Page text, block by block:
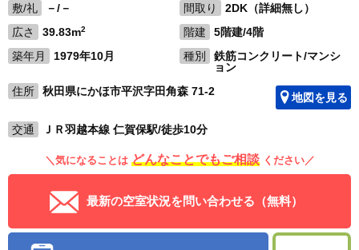
敷/礼
－/－ 間取り
2DK（詳細無し）
広さ
39.83m2 階建
5階建/4階
築年月
1979年10月 種別
鉄筋コンクリート/マンシ
ョン
住所
秋田県にかほ市平沢字田角森 71-2 地図を見る
交通 ＪＲ羽越本線 仁賀保駅/徒歩10分
＼気になることは どんなことでもご相談 ください／
最新の空室状況を問い合わせる（無料）